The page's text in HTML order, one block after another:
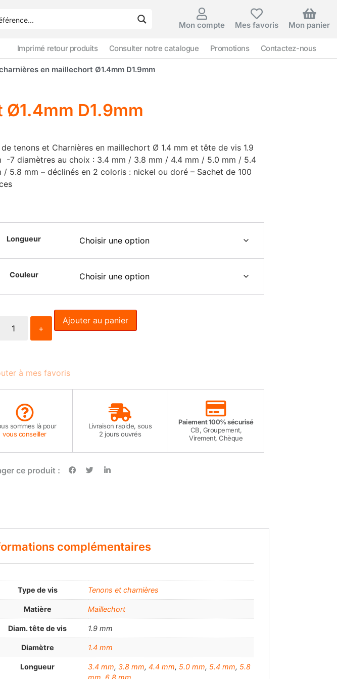
Mon compte Mes favoris Mon panier
Imprimé retour produits Consulter notre catalogue Promotions Contactez-nous
en maillechort Ø1.4mm D1.9mm
D1.9mm
tenons et Charnières en maillechort Ø 1.4 mm et tête de vis 1.9
-7 diamètres au choix : 3.4 mm / 3.8 mm / 4.4 mm / 5.0 mm / 5.4
/ 5.8 mm – déclinés en 2 coloris : nickel ou doré – Sachet de 100
Longueur
Couleur
+
Ajouter au panier
à mes favoris
sommes là pour
vous conseiller
Livraison rapide, sous
2 jours ouvrés
Paiement 100% sécurisé
CB, Groupement,
Virement, Chèque
ce produit :
complémentaires
Type de vis Tenons et charnières
Matière Maillechort
Diam. tête de vis 1.9 mm
Diamètre 1.4 mm
Longueur 3.4 mm, 3.8 mm, 4.4 mm, 5.0 mm, 5.4 mm, 5.8
mm, 6.8 mm